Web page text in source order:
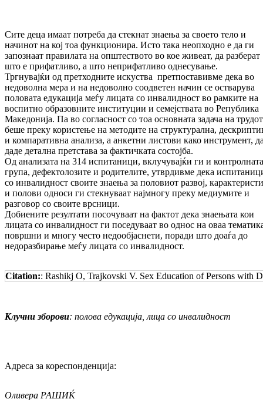
Сите деца имаат потреба да стекнат знаења за своето тело и
начинот на кој тоа функционира. Исто така неопходно е да ги
запознаат правилата на општеството во кое живеат, да разберат
што е прифатливо, а што неприфатливо однесување.
Тргнувајќи од претходните искуства претпоставивме дека во
недоволна мера и на недоволно соодветен начин се остварува
половата едукација меѓу лицата со инвалидност во рамките на
воспитно образовните институции и семејствата во Република
Македонија. Па во согласност со тоа основната задача на трудот
беше преку користење на методите на структурална,
и компаративна анализа, а анкетни листови како инструмент,
даде детална претстава за фактичката состојба.
Од анализата на 314 испитаници, вклучувајќи ги и контролната
група, дефектолозите и родителите, утврдивме дека
со инвалидност своите знаења за половиот развој,
и полови односи ги стекнуваат најмногу преку медиумите и
разговор со своите врсници.
Добиените резултати посочуваат на фактот дека знаењата кои
лицата со инвалидност ги поседуваат во однос на оваа
површни и многу често недообјаснети, поради што доаѓа до
недоразбирање меѓу лицата со инвалидност.
Citation:: Rashikj O, Trajkovski V. Sex Education of Persons with
Клучни зборови: полова едукација, лица со инвалидност
Адреса за кореспонденција:
Оливера РАШИЌ